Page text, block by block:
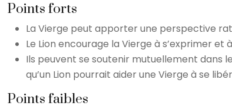
Points forts
La Vierge peut apporter une perspective
Le Lion encourage la Vierge à s’exprimer et
Ils peuvent se soutenir mutuellement dans
qu’un Lion pourrait aider une Vierge à se
Points faibles